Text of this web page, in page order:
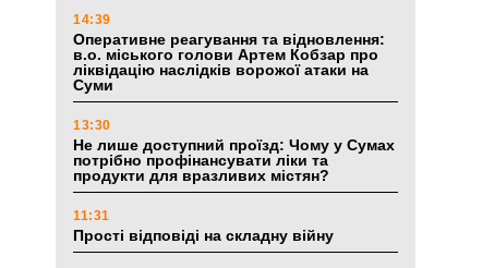
14:39
Оперативне реагування та відновлення:
в.о. міського голови Артем Кобзар про
ліквідацію наслідків ворожої атаки на
Суми
13:30
Не лише доступний проїзд: Чому у Сумах
потрібно профінансувати ліки та
продукти для вразливих містян?
11:31
Прості відповіді на складну війну